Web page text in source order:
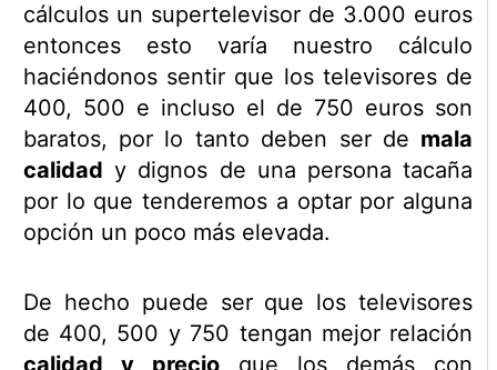
cálculos un supertelevisor de 3.000 euros
entonces esto varía nuestro cálculo
haciéndonos sentir que los televisores de
400, 500 e incluso el de 750 euros son
baratos, por lo tanto deben ser de mala
calidad y dignos de una persona tacaña
por lo que tenderemos a optar por alguna
opción un poco más elevada.
De hecho puede ser que los televisores
de 400, 500 y 750 tengan mejor relación